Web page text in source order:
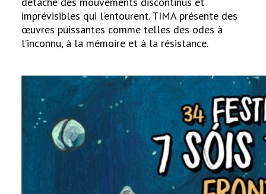
imprévisibles qui l’entourent. TIMA présente des
œuvres puissantes comme telles des odes à
l’inconnu, à la mémoire et à la résistance.